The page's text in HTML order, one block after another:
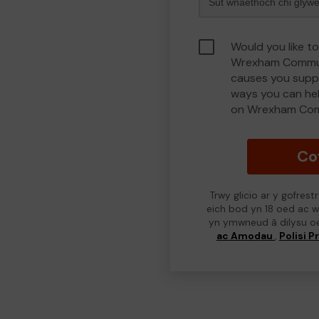
Would you like
Wrexham
causes you
ways you can
on Wrexham
Trwy glicio ar y
eich bod yn 18 oed ac
yn ymwneud â dilysu
ac Amodau , Polisi